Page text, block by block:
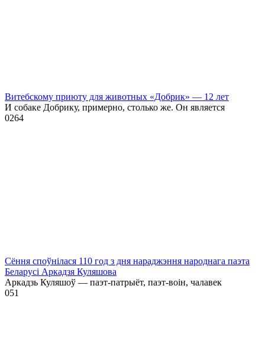
Витебскому приюту для животных «Добрик» — 12 лет
И собаке Добрику, примерно, столько же. Он является
0264
Сёння споўнілася 110 год з дня нараджэння народнага паэта
Беларусі Аркадзя Куляшова
Аркадзь Куляшоў — паэт-патрыёт, паэт-воін, чалавек
051